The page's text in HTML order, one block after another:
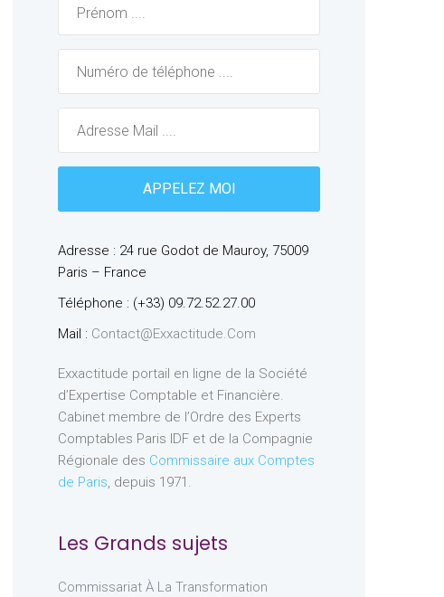
Adresse : 24 rue Godot de Mauroy, 75009
Paris – France
Téléphone : (+33) 09.72.52.27.00
Mail : Contact@exxactitude.com
Exxactitude portail en ligne de la Société
d’Expertise Comptable et Financière.
Cabinet membre de l’Ordre des Experts
Comptables Paris IDF et de la Compagnie
Régionale des Commissaire aux Comptes
de Paris, depuis 1971.
Les Grands sujets
Commissariat À La Transformation